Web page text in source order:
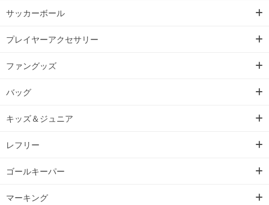
サッカーボール
プレイヤーアクセサリー
ファングッズ
バッグ
キッズ＆ジュニア
レフリー
ゴールキーパー
マーキング